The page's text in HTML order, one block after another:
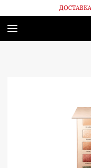
Палетка